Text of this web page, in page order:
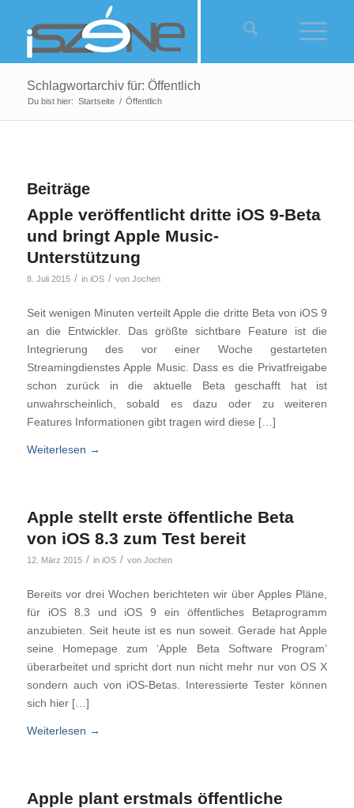
Schlagwortarchiv für: Öffentlich
Du bist hier: Startseite / Öffentlich
Beiträge
Apple veröffentlicht dritte iOS 9-Beta
und bringt Apple Music-
Unterstützung
8. Juli 2015 / in iOS / von Jochen
Seit wenigen Minuten verteilt Apple die dritte Beta von iOS 9
an die Entwickler. Das größte sichtbare Feature ist die
Integrierung des vor einer Woche gestarteten
Streamingdienstes Apple Music. Dass es die Privatfreigabe
schon zurück in die aktuelle Beta geschafft hat ist
unwahrscheinlich, sobald es dazu oder zu weiteren
Features Informationen gibt tragen wird diese […]
Weiterlesen →
Apple stellt erste öffentliche Beta
von iOS 8.3 zum Test bereit
12. März 2015 / in iOS / von Jochen
Bereits vor drei Wochen berichteten wir über Apples Pläne,
für iOS 8.3 und iOS 9 ein öffentliches Betaprogramm
anzubieten. Seit heute ist es nun soweit. Gerade hat Apple
seine Homepage zum ‘Apple Beta Software Program’
überarbeitet und spricht dort nun nicht mehr nur von OS X
sondern auch von iOS-Betas. Interessierte Tester können
sich hier […]
Weiterlesen →
Apple plant erstmals öffentliche